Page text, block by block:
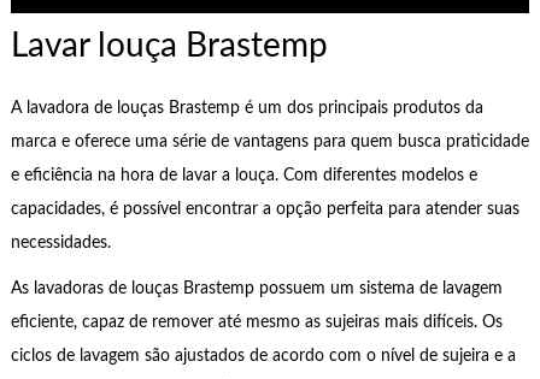
Lavar louça Brastemp
A lavadora de louças Brastemp é um dos principais produtos da
marca e oferece uma série de vantagens para quem busca praticidade
e eficiência na hora de lavar a louça. Com diferentes modelos e
capacidades, é possível encontrar a opção perfeita para atender suas
necessidades.
As lavadoras de louças Brastemp possuem um sistema de lavagem
eficiente, capaz de remover até mesmo as sujeiras mais difíceis. Os
ciclos de lavagem são ajustados de acordo com o nível de sujeira e a